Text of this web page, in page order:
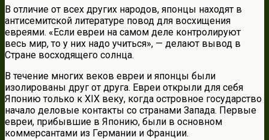
В отличие от всех других народов, японцы находят в
антисемитской литературе повод для восхищения
евреями. «Если евреи на самом деле контролируют
весь мир, то у них надо учиться», — делают вывод в
Стране восходящего солнца.
В течение многих веков евреи и японцы были
изолированы друг от друга. Евреи открыли для себя
Японию только к XIX веку, когда островное государство
начало деловые контакты со странами Запада. Первые
евреи, прибывшие в Японию, были в основном
коммерсантами из Германии и Франции.